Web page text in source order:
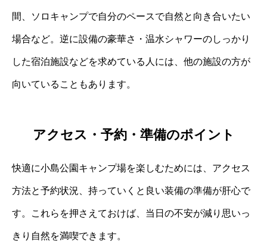
間、ソロキャンプで自分のペースで自然と向き合いたい
場合など。逆に設備の豪華さ・温水シャワーのしっかり
した宿泊施設などを求めている人には、他の施設の方が
向いていることもあります。
アクセス・予約・準備のポイント
快適に小島公園キャンプ場を楽しむためには、アクセス
方法と予約状況、持っていくと良い装備の準備が肝心で
す。これらを押さえておけば、当日の不安が減り思いっ
きり自然を満喫できます。